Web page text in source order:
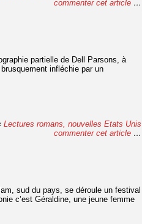
commenter cet article …
partielle de Dell Parsons, à
infléchie par un
Lectures romans, nouvelles Etats Unis
commenter cet article …
sud du pays, se déroule un festival
c’est Géraldine, une jeune femme